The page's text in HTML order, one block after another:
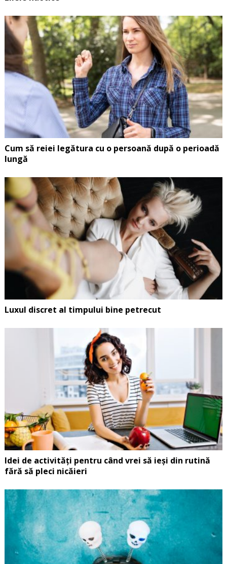
Cum să reiei legătura cu o persoană după o perioadă
lungă
Luxul discret al timpului bine petrecut
Idei de activități pentru când vrei să ieși din rutină
fără să pleci nicăieri